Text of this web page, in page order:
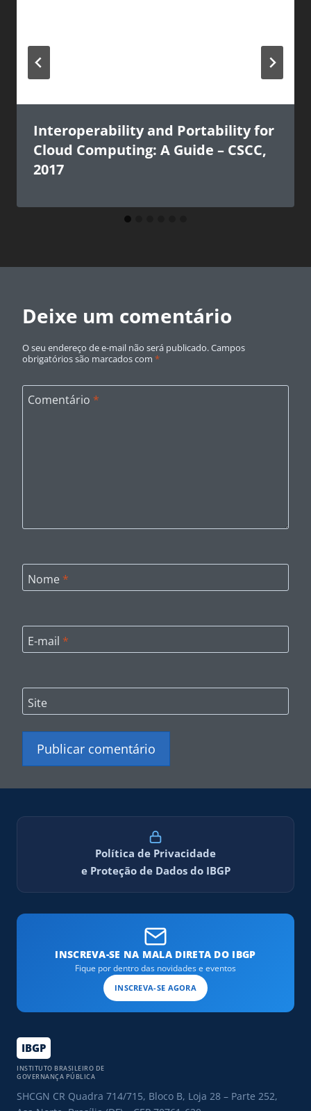
Interoperability and Portability for
Cloud Computing: A Guide – CSCC,
2017
Deixe um comentário
O seu endereço de e-mail não será publicado.Campos
obrigatórios são marcados com *
Comentário *
Nome *
E-mail *
Site
Política de Privacidade
e Proteção de Dados do IBGP
INSCREVA-SE NA MALA DIRETA DO IBGP
Fique por dentro das novidades e eventos
INSCREVA-SE AGORA
IBGP
INSTITUTO BRASILEIRO DE
GOVERNANÇA PÚBLICA
SHCGN CR Quadra 714/715, Bloco B, Loja 28 – Parte 252,